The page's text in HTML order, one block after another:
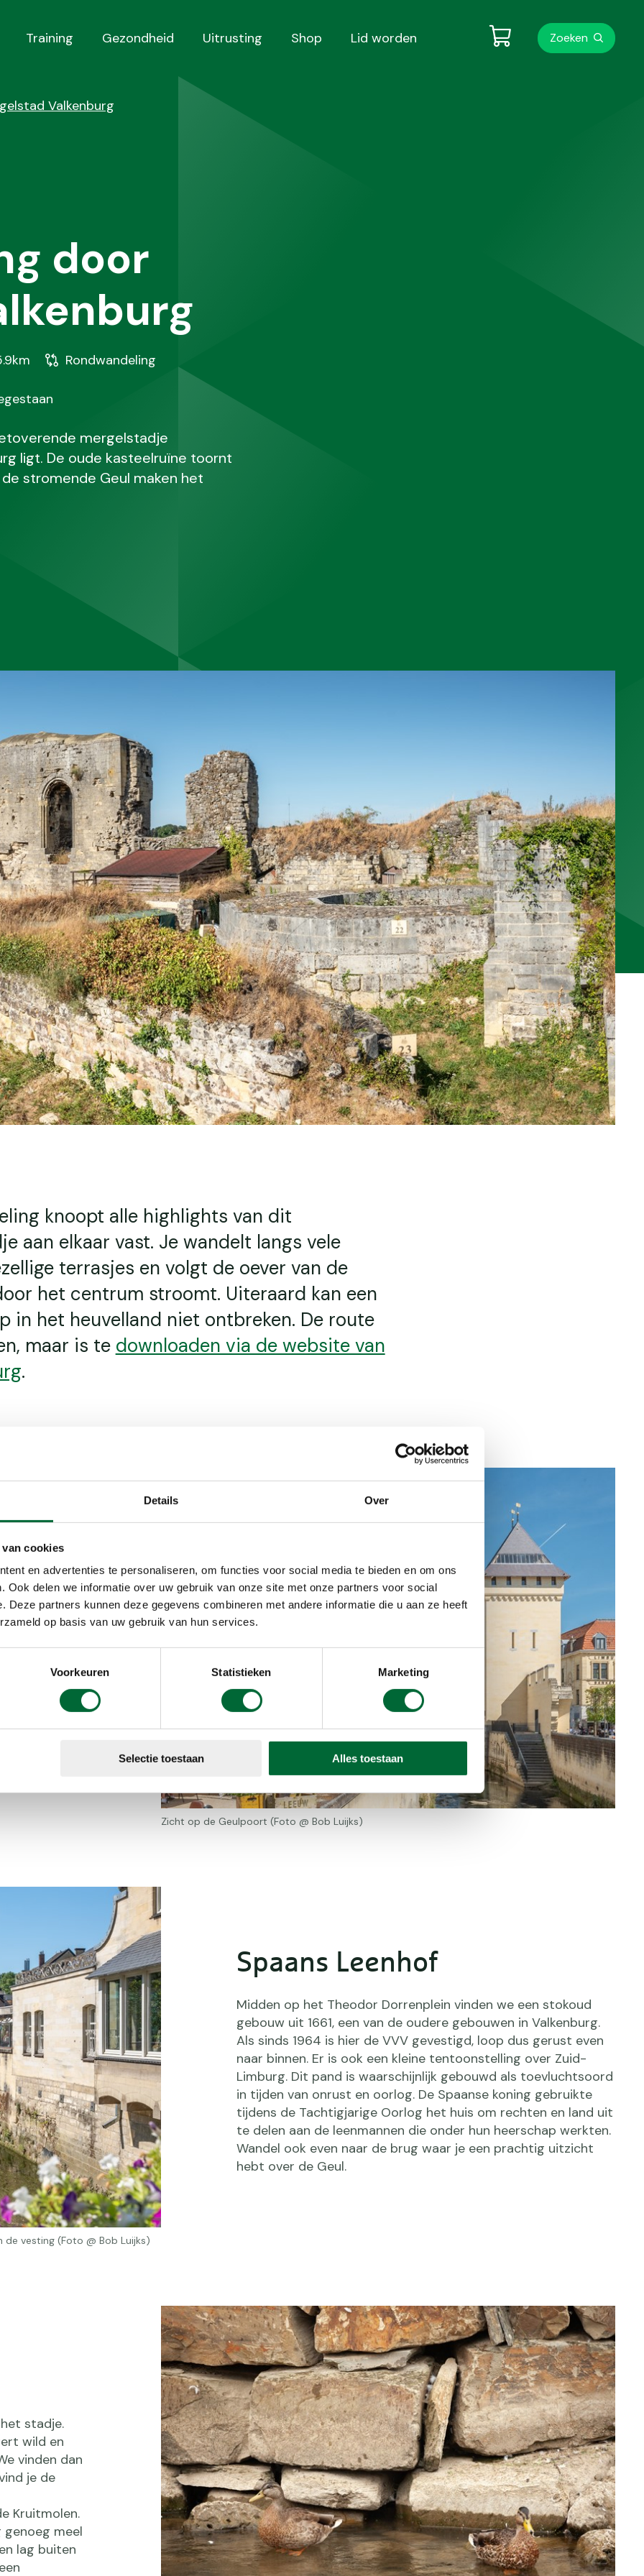
Details Over
cookies
en advertenties te personaliseren, om functies voor social media te bieden en om ons
Ook delen we informatie over uw gebruik van onze site met onze partners voor social
Deze partners kunnen deze gegevens combineren met andere informatie die u aan ze heeft
op basis van uw gebruik van hun services.
Voorkeuren Statistieken Marketing
Selectie toestaan Alles toestaan
Training Gezondheid Uitrusting Shop Lid worden Zoeken
Valkenburg
door
SoortRondwandeling
mergelstadje
ligt. De oude kasteelruïne toornt
stromende Geul maken het
knoopt alle highlights van dit
aan elkaar vast. Je wandelt langs vele
terrasjes en volgt de oever van de
het centrum stroomt. Uiteraard kan een
in het heuvelland niet ontbreken. De route
maar is te downloaden via de website van
.
je niet om de
tijd
Je
de
minder
een
nog
Zicht op de Geulpoort (Foto @ Bob Luijks)
vesting (Foto @ Bob Luijks)
Spaans Leenhof
Midden op het Theodor Dorrenplein vinden we een stokoud
gebouw uit 1661, een van de oudere gebouwen in Valkenburg.
Als sinds 1964 is hier de VVV gevestigd, loop dus gerust even
naar binnen. Er is ook een kleine tentoonstelling over Zuid-
Limburg. Dit pand is waarschijnlijk gebouwd als toevluchtsoord
in tijden van onrust en oorlog. De Spaanse koning gebruikte
tijdens de Tachtigjarige Oorlog het huis om rechten en land uit
te delen aan de leenmannen die onder hun heerschap werkten.
Wandel ook even naar de brug waar je een prachtig uitzicht
hebt over de Geul.
stadje.
wild en
vinden dan
je de
Kruitmolen.
meel
lag buiten